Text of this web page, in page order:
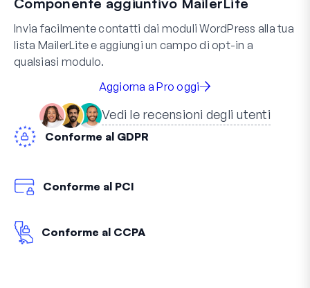
Invia facilmente contatti dai moduli WordPress alla tua
lista MailerLite e aggiungi un campo di opt-in a
qualsiasi modulo.
Aggiorna a Pro oggi
Vedi le recensioni degli utenti
Conforme al GDPR
Conforme al PCI
Conforme al CCPA